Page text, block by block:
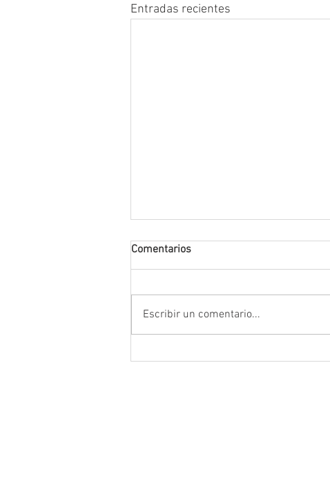
Entradas recientes
Comentarios
Escribir un comentario...